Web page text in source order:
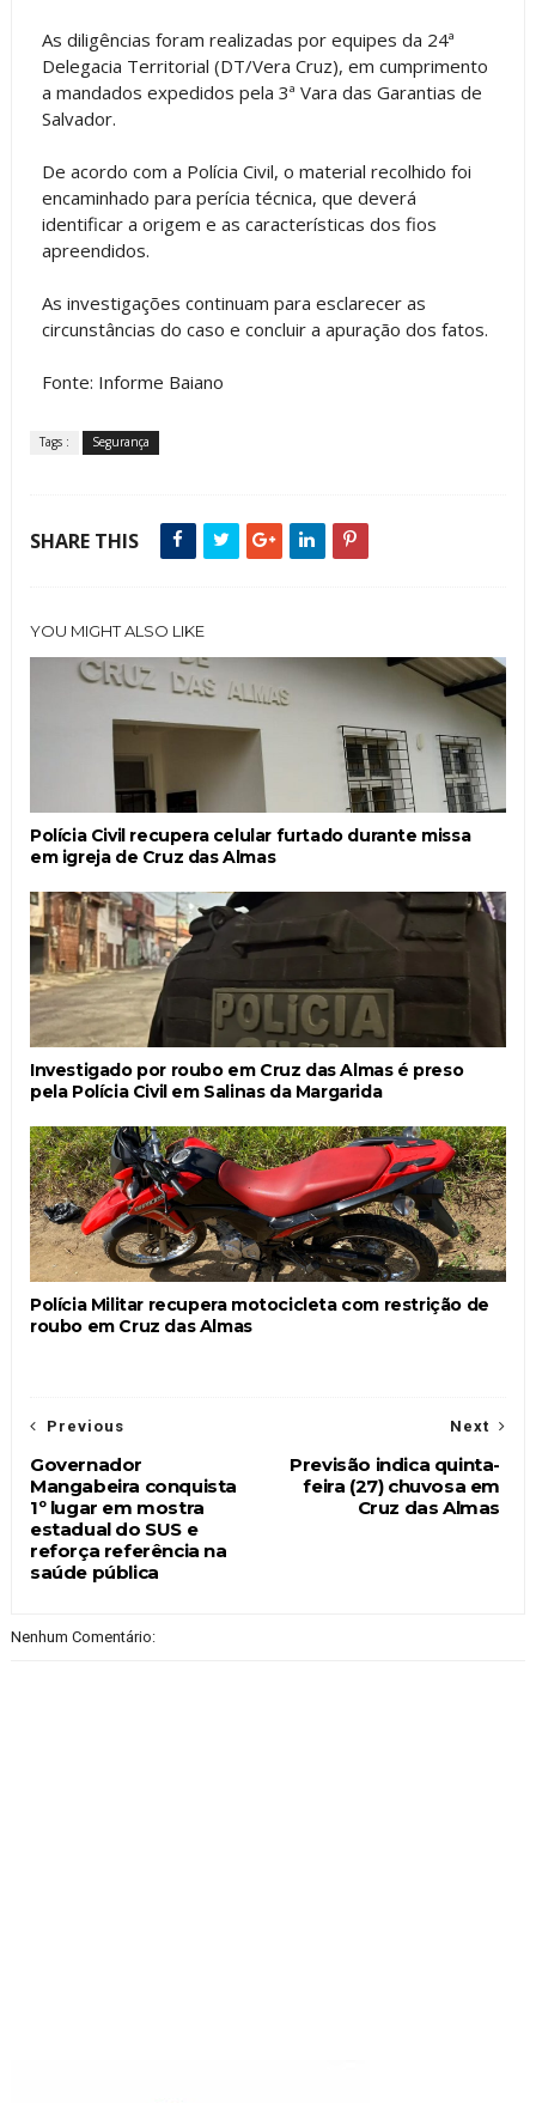
As diligências foram realizadas por equipes da 24ª
Delegacia Territorial (DT/Vera Cruz), em cumprimento
a mandados expedidos pela 3ª Vara das Garantias de
Salvador.
De acordo com a Polícia Civil, o material recolhido foi
encaminhado para perícia técnica, que deverá
identificar a origem e as características dos fios
apreendidos.
As investigações continuam para esclarecer as
circunstâncias do caso e concluir a apuração dos fatos.
Fonte: Informe Baiano
Tags : Segurança
SHARE THIS
YOU MIGHT ALSO LIKE
Polícia Civil recupera celular furtado durante missa
em igreja de Cruz das Almas
Investigado por roubo em Cruz das Almas é preso
pela Polícia Civil em Salinas da Margarida
Polícia Militar recupera motocicleta com restrição de
roubo em Cruz das Almas
Next
Previsão indica quinta-
feira (27) chuvosa em
Cruz das Almas
Previous
Governador
Mangabeira conquista
1º lugar em mostra
estadual do SUS e
reforça referência na
saúde pública
Nenhum Comentário: